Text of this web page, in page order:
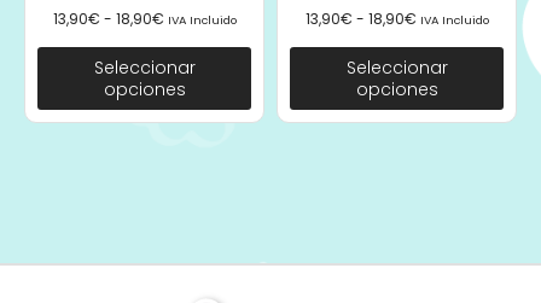
13,90€ - 18,90€ IVA Incluido
Seleccionar
opciones
13,90€ - 18,90€ IVA Incluido
Seleccionar
opciones